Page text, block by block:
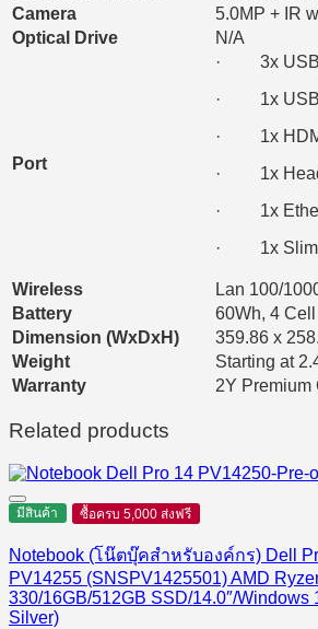
Camera
5.0MP + IR
Optical Drive
N/A
Port
· 3x USB-
· 1x USB-
· 1x
· 1x
· 1x
· 1x Slim
Wireless
Lan 100/
Battery
60Wh, 4 Cell
Dimension (WxDxH)
359.86 x
Weight
Starting at
Warranty
2Y Premium
Related products
มีสินค้า ซื้อครบ 5,000 ส่งฟรี
Notebook (โน๊ตบุ๊คสำหรับองค์กร) Dell
PV14255 (SNSPV1425501) AMD
330/16GB/512GB SSD/14.0″/Windows
Silver)